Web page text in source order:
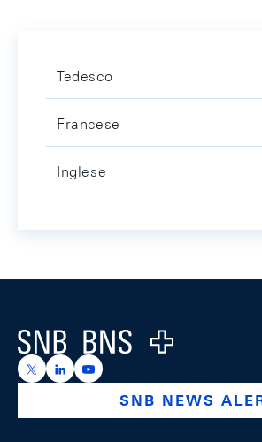
Tedesco
Francese
Inglese
Logo
https://x.com/snb_bns
https://ch.linkedin.com/
https://
SNB NEWS